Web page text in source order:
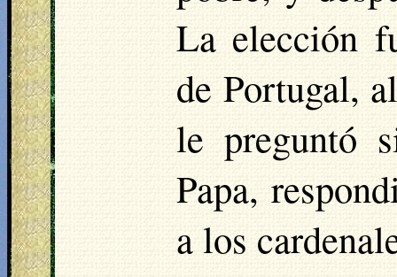
La elección
de Portugal,
le preguntó
Papa,
a los